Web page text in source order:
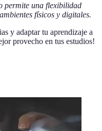
permite una flexibilidad
físicos y digitales.
y adaptar tu aprendizaje a
provecho en tus estudios!